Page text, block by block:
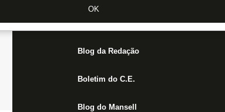
OK
Jogos
Blog da Redação
Boletim do C.E.
Blog do Mansell